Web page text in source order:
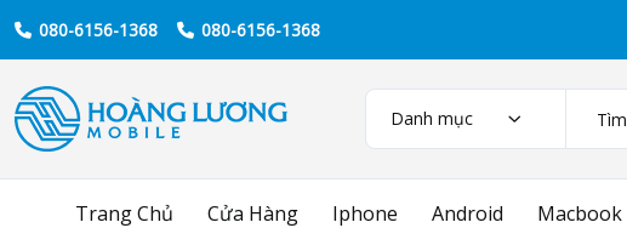
080-6156-1368 080-6156-1368
Danh mục
Trang Chủ Cửa Hàng Iphone Android Macbook